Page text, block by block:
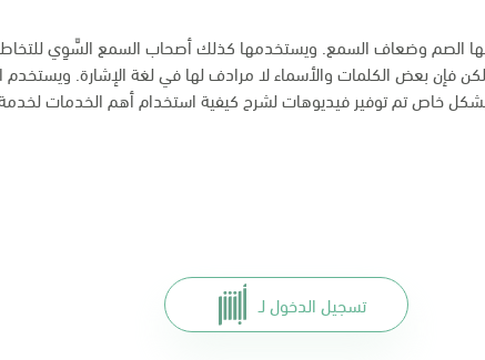
الصم وضعاف السمع. ويستخدمها كذلك أصحاب السمع السَّوِي
بعض الكلمات والأسماء لا مرادف لها في لغة الإشارة. ويستخدم
خاص تم توفير فيديوهات لشرح كيفية استخدام أهم الخدمات
تسجيل الدخول لـ